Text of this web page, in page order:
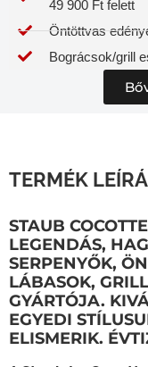
49 900 Ft felett
Öntöttvas
Bográcsok/grill
TERMÉK
STAUB
LEGENDÁS,
SERPENYŐK,
LÁBASOK,
GYÁRTÓJA.
EGYEDI
ELISMERIK.